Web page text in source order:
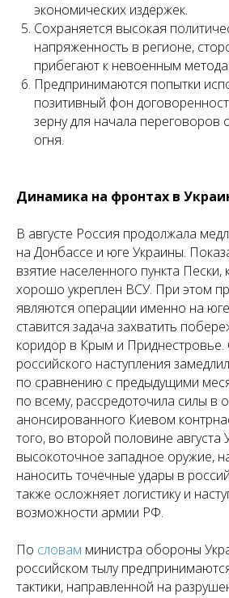
экономических издержек.
Сохраняется высокая
напряженность в регионе,
прибегают к невоенным
Предпринимаются попытки
позитивный фон
зерну для начала переговоров
огня.
Динамика на фронтах в
В августе Россия продолжала
на Донбассе и юге Украины.
взятие населенного пункта
хорошо укреплен ВСУ. При этом
являются операции именно на
ставится задача захватить
коридор в Крым и Приднестровье.
российского наступления
по сравнению с предыдущими
по всему, рассредоточила силы в
анонсированного Киевом
того, во второй половине августа
высокоточное западное оружие,
наносить точечные удары в
также осложняет логистику и
возможности армии РФ.
По словам министра обороны
российском тылу
тактики, направленной на